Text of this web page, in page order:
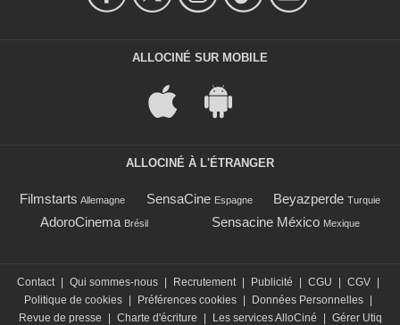
ALLOCINÉ SUR MOBILE
ALLOCINÉ À L'ÉTRANGER
Filmstarts Allemagne SensaCine Espagne Beyazperde Turquie
AdoroCinema Brésil Sensacine México Mexique
Contact Qui sommes-nous Recrutement Publicité CGU CGV
Politique de cookies
Préférences cookies Données Personnelles
Revue de presse
Charte d'écriture Les services AlloCiné Gérer Utiq